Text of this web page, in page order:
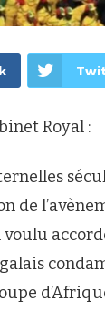
Royal :
de
voulu